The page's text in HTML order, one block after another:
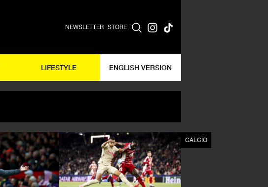
NEWSLETTER STORE
LIFESTYLE ENGLISH VERSION
CALCIO